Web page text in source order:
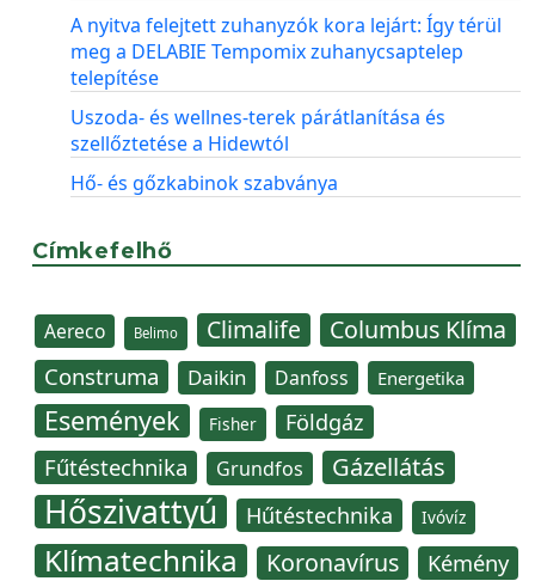
A nyitva felejtett zuhanyzók kora lejárt: Így térül
meg a DELABIE Tempomix zuhanycsaptelep
telepítése
Uszoda- és wellnes-terek párátlanítása és
szellőztetése a Hidewtól
Hő- és gőzkabinok szabványa
Címkefelhő
Aereco Belimo Climalife Columbus Klíma
Construma Daikin Danfoss Energetika
Események Fisher Földgáz
Fűtéstechnika Grundfos Gázellátás
Hőszivattyú Hűtéstechnika Ivóvíz
Klímatechnika Koronavírus Kémény